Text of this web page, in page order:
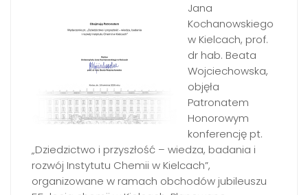
Jana
Kochanowskiego
w Kielcach, prof.
dr hab. Beata
Wojciechowska,
objęła
Patronatem
Honorowym
konferencję pt.
„Dziedzictwo i przyszłość – wiedza, badania i
rozwój Instytutu Chemii w Kielcach”,
organizowane w ramach obchodów jubileuszu